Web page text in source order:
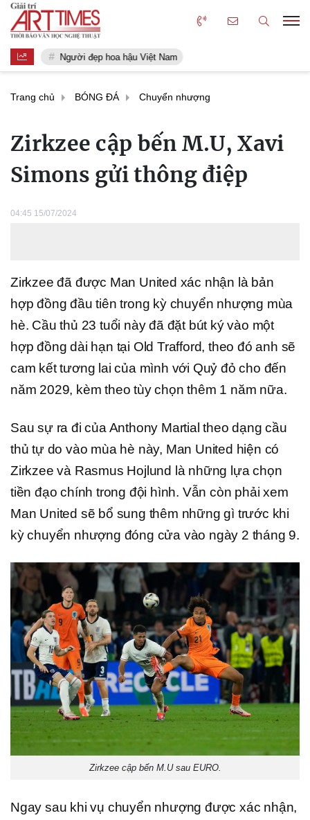
Người đẹp hoa hậu Việt Nam
Trang chủ BÓNG ĐÁ Chuyển nhượng
Zirkzee cập bến M.U, Xavi
Simons gửi thông điệp
04:45 15/07/2024
Zirkzee đã được Man United xác nhận là bản
hợp đồng đầu tiên trong kỳ chuyển nhượng mùa
hè. Cầu thủ 23 tuổi này đã đặt bút ký vào một
hợp đồng dài hạn tại Old Trafford, theo đó anh sẽ
cam kết tương lai của mình với Quỷ đỏ cho đến
năm 2029, kèm theo tùy chọn thêm 1 năm nữa.
Sau sự ra đi của Anthony Martial theo dạng cầu
thủ tự do vào mùa hè này, Man United hiện có
Zirkzee và Rasmus Hojlund là những lựa chọn
tiền đạo chính trong đội hình. Vẫn còn phải xem
Man United sẽ bổ sung thêm những gì trước khi
kỳ chuyển nhượng đóng cửa vào ngày 2 tháng 9.
Zirkzee cập bến M.U sau EURO.
Ngay sau khi vụ chuyển nhượng được xác nhận,